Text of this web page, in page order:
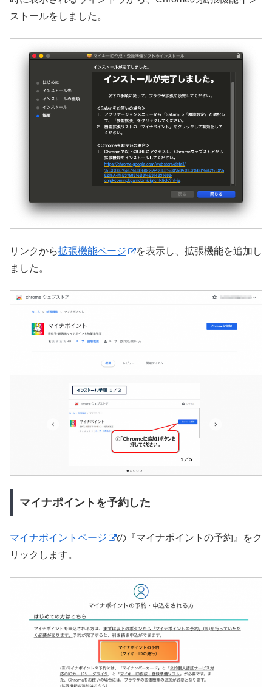
ストールをしました。
リンクから拡張機能ページ
を表示し、拡張機能を追加し
ました。
マイナポイントを予約した
マイナポイントページ
の『マイナポイントの予約』をク
リックします。